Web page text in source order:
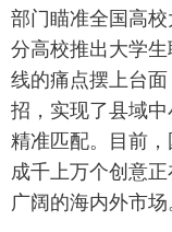
部门瞄准全国高
分高校推出大学
线的痛点摆上台
招，实现了县域
精准匹配。目前，
成千上万个创意
广阔的海内外市场